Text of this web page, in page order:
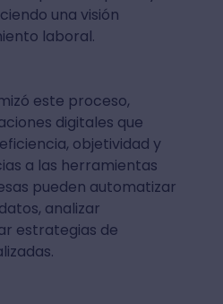
una visión
laboral.
este proceso,
digitales que
objetividad y
a las herramientas
pueden automatizar
analizar
estrategias de